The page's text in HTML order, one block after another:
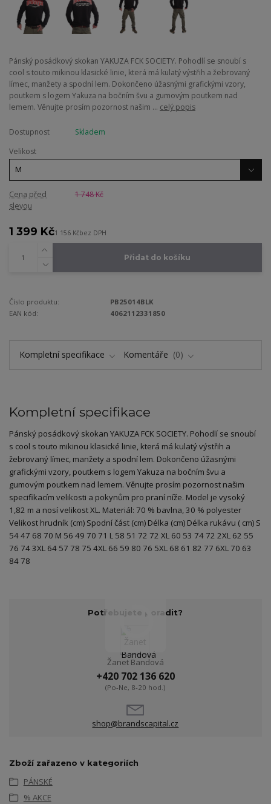
Pánský posádkový skokan YAKUZA FCK SOCIETY. Pohodlí se snoubí s
cool s touto mikinou klasické linie, která má kulatý výstřih a žebrovaný
límec, manžety a spodní lem. Dokončeno úžasnými grafickými vzory,
poutkem s logem Yakuza na bočním švu a gumovým poutkem nad
lemem. Věnujte prosím pozornost našim ... celý popis
Dostupnost
Skladem
Velikost
Cena před
slevou
1 748 Kč
1 399 Kč1 156 Kčbez DPH
Přidat do košíku
Číslo produktu:
PB25014BLK
EAN kód:
4062112331850
Kompletní specifikace Komentáře 0
Kompletní specifikace
Pánský posádkový skokan YAKUZA FCK SOCIETY. Pohodlí se snoubí
s cool s touto mikinou klasické linie, která má kulatý výstřih a
žebrovaný límec, manžety a spodní lem. Dokončeno úžasnými
grafickými vzory, poutkem s logem Yakuza na bočním švu a
gumovým poutkem nad lemem. Věnujte prosím pozornost našim
specifikacím velikosti a pokynům pro praní níže. Model je vysoký
1,82 m a nosí velikost XL. Materiál: 70 % bavlna, 30 % polyester
Velikost hrudník (cm) Spodní část (cm) Délka (cm) Délka rukávu ( cm) S
54 47 68 70 M 56 49 70 71 L 58 51 72 72 XL 60 53 74 72 2XL 62 55
76 74 3XL 64 57 78 75 4XL 66 59 80 76 5XL 68 61 82 77 6XL 70 63
84 78
Potřebujete poradit?
Žanet Bandová
+420 702 136 620
(Po-Ne, 8-20 hod.)
shop@brandscapital.cz
Zboží zařazeno v kategoriích
PÁNSKÉ
% AKCE